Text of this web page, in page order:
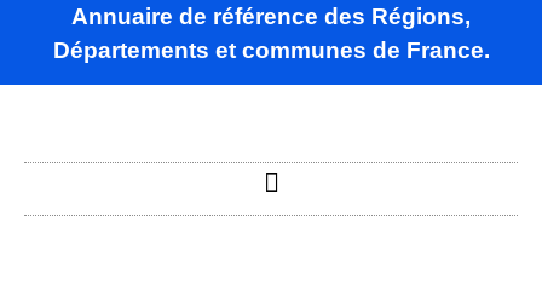
Annuaire de référence des Régions,
Départements et communes de France.